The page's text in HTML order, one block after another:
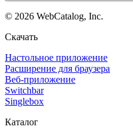
© 2026 WebCatalog, Inc.
Скачать
Настольное приложение
Расширение для браузера
Веб-приложение
Switchbar
Singlebox
Каталог